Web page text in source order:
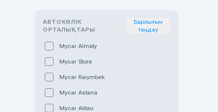
АВТОКӨЛІК
ОРТАЛЫҚТАРЫ
Барлығын
таңдау
Mycar Almaty
Mycar Store
Mycar Raiymbek
Mycar Astana
Mycar Aktau